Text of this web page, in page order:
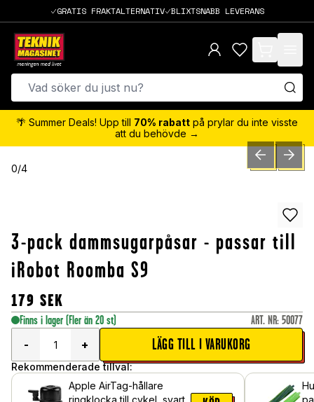
GRATIS FRAKTALTERNATIV BLIXTSNABB LEVERANS
items in cart,
🌴 Summer Deals! Upp till 70% rabatt på prylar du inte visste
att du behövde →
0/4 PREVIOUSNEXT
3-pack dammsugarpåsar - passar till
iRobot Roomba S9
179 SEK
Finns i lager (Fler än 20 st) ART. NR: 50077
-
+ LÄGG TILL I VARUKORG
Rekommenderade tillval:
Apple AirTag-hållare